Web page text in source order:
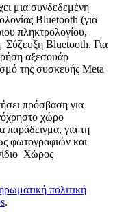
μια συνδεδεμένη
Bluetooth (για
πληκτρολογίου,
Σύζευξη Bluetooth. Για
αξεσουάρ
της συσκευής Meta
πρόσβαση για
χώρο
παράδειγμα, για τη
φωτογραφιών και
Χώρος
πολιτική
.